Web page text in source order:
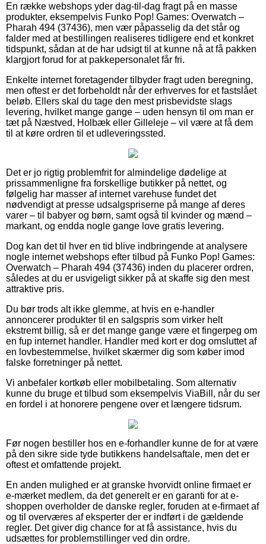
En række webshops yder dag-til-dag fragt på en masse
produkter, eksempelvis Funko Pop! Games: Overwatch –
Pharah 494 (37436), men vær påpasselig da det står og
falder med at bestillingen realiseres tidligere end et konkret
tidspunkt, sådan at de har udsigt til at kunne nå at få pakken
klargjort forud for at pakkepersonalet får fri.
Enkelte internet foretagender tilbyder fragt uden beregning,
men oftest er det forbeholdt når der erhverves for et fastslået
beløb. Ellers skal du tage den mest prisbevidste slags
levering, hvilket mange gange – uden hensyn til om man er
tæt på Næstved, Holbæk eller Gilleleje – vil være at få dem
til at køre ordren til et udleveringssted.
Det er jo rigtig problemfrit for almindelige dødelige at
prissammenligne fra forskellige butikker på nettet, og
følgelig har masser af internet varehuse fundet det
nødvendigt at presse udsalgspriserne på mange af deres
varer – til babyer og børn, samt også til kvinder og mænd –
markant, og endda nogle gange love gratis levering.
Dog kan det til hver en tid blive indbringende at analysere
nogle internet webshops efter tilbud på Funko Pop! Games:
Overwatch – Pharah 494 (37436) inden du placerer ordren,
således at du er usvigeligt sikker på at skaffe sig den mest
attraktive pris.
Du bør trods alt ikke glemme, at hvis en e-handler
annoncerer produkter til en salgspris som virker helt
ekstremt billig, så er det mange gange være et fingerpeg om
en fup internet handler. Handler med kort er dog omsluttet af
en lovbestemmelse, hvilket skærmer dig som køber imod
falske forretninger på nettet.
Vi anbefaler kortkøb eller mobilbetaling. Som alternativ
kunne du bruge et tilbud som eksempelvis ViaBill, når du ser
en fordel i at honorere pengene over et længere tidsrum.
Før nogen bestiller hos en e-forhandler kunne de for at være
på den sikre side tyde butikkens handelsaftale, men det er
oftest et omfattende projekt.
En anden mulighed er at granske hvorvidt online firmaet er
e-mærket medlem, da det generelt er en garanti for at e-
shoppen overholder de danske regler, foruden at e-firmaet af
og til overværes af eksperter der er indført i de gældende
regler. Det giver dig chance for at få assistance, hvis du
udsættes for problemstillinger ved din ordre.